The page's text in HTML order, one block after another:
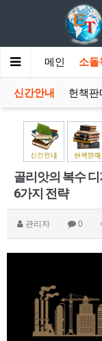
메인 소돌
신간안내 헌책판
골리앗의 복수
6가지 전략
관리자 0